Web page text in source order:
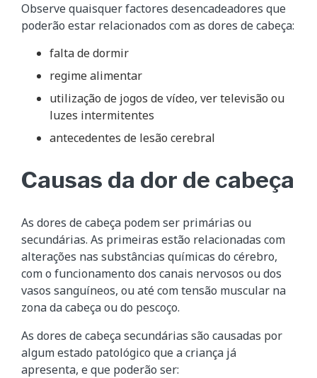
Observe quaisquer factores desencadeadores que
poderão estar relacionados com as dores de cabeça:
falta de dormir
regime alimentar
utilização de jogos de vídeo, ver televisão ou
luzes intermitentes
antecedentes de lesão cerebral
Causas da dor de cabeça
As dores de cabeça podem ser primárias ou
secundárias. As primeiras estão relacionadas com
alterações nas substâncias químicas do cérebro,
com o funcionamento dos canais nervosos ou dos
vasos sanguíneos, ou até com tensão muscular na
zona da cabeça ou do pescoço.
As dores de cabeça secundárias são causadas por
algum estado patológico que a criança já
apresenta, e que poderão ser: